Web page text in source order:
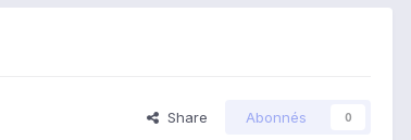
Share Abonnés 0